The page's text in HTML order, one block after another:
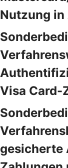
Nutzung in
Visa Card-
gesicherte